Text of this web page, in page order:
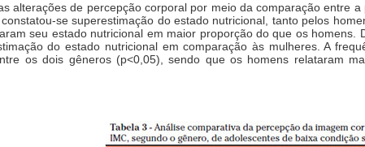
alterações de percepção corporal por meio da comparação entre
se superestimação do estado nutricional, tanto pelos
seu estado nutricional em maior proporção do que os
do estado nutricional em comparação às mulheres. A
os dois gêneros (p<0,05), sendo que os homens relataram